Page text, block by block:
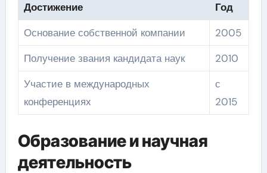
Достижение
Год
Основание собственной компании
2005
Получение звания кандидата наук
2010
Участие в международных
конференциях
с
2015
Образование и научная
деятельность